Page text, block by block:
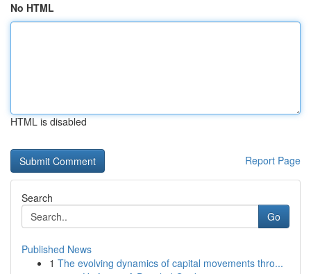
No HTML
HTML is disabled
Report Page
Search
Go
Published News
1 The evolving dynamics of capital movements thro...